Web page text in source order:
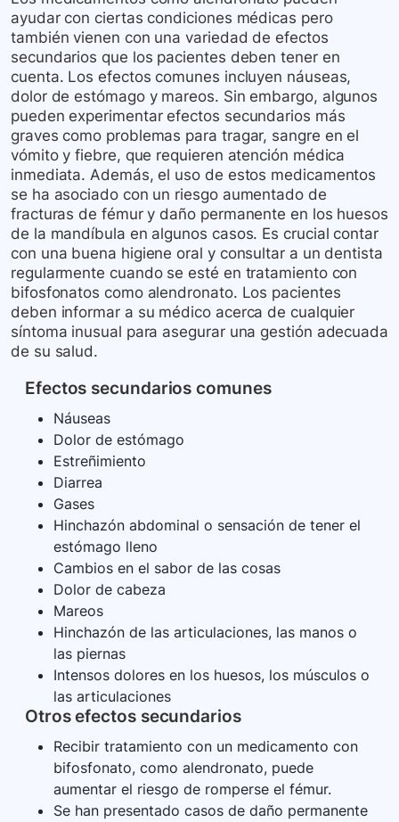
ayudar con ciertas condiciones médicas pero
también vienen con una variedad de efectos
secundarios que los pacientes deben tener en
cuenta. Los efectos comunes incluyen náuseas,
dolor de estómago y mareos. Sin embargo, algunos
pueden experimentar efectos secundarios más
graves como problemas para tragar, sangre en el
vómito y fiebre, que requieren atención médica
inmediata. Además, el uso de estos medicamentos
se ha asociado con un riesgo aumentado de
fracturas de fémur y daño permanente en los huesos
de la mandíbula en algunos casos. Es crucial contar
con una buena higiene oral y consultar a un dentista
regularmente cuando se esté en tratamiento con
bifosfonatos como alendronato. Los pacientes
deben informar a su médico acerca de cualquier
síntoma inusual para asegurar una gestión adecuada
de su salud.
Efectos secundarios comunes
Náuseas
Dolor de estómago
Estreñimiento
Diarrea
Gases
Hinchazón abdominal o sensación de tener el
estómago lleno
Cambios en el sabor de las cosas
Dolor de cabeza
Mareos
Hinchazón de las articulaciones, las manos o
las piernas
Intensos dolores en los huesos, los músculos o
las articulaciones
Otros efectos secundarios
Recibir tratamiento con un medicamento con
bifosfonato, como alendronato, puede
aumentar el riesgo de romperse el fémur.
Se han presentado casos de daño permanente